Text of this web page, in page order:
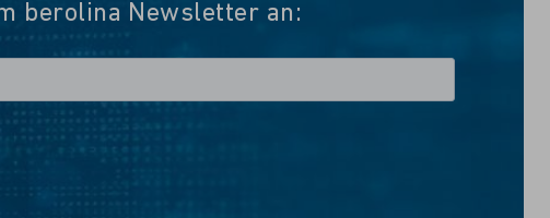
berolina Newsletter an: